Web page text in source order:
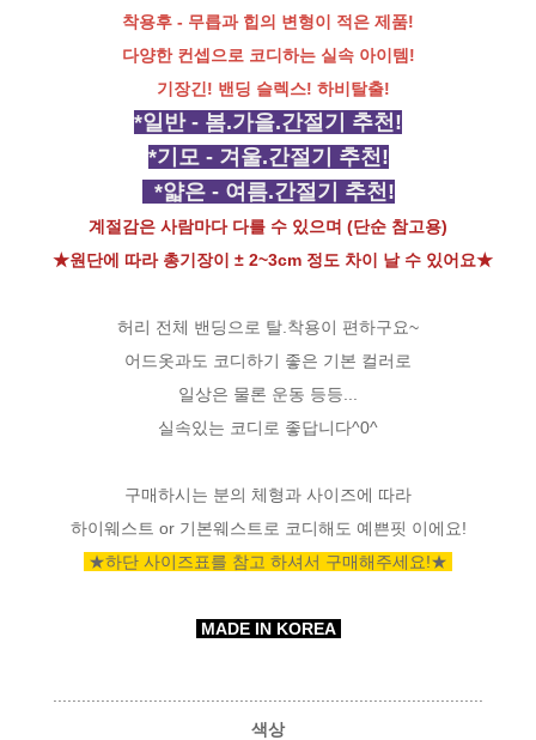
착용후 - 무릅과 힙의 변형이 적은 제품!
다양한 컨셉으로 코디하는 실속 아이템!
기장긴! 밴딩 슬렉스! 하비탈출!
*일반 - 봄.가을.간절기 추천!
*기모 - 겨울.간절기 추천!
*얇은 - 여름.간절기 추천!
계절감은 사람마다 다를 수 있으며 (단순 참고용)
★원단에 따라 총기장이 ± 2~3cm 정도 차이 날 수 있어요★
허리 전체 밴딩으로 탈.착용이 편하구요~
어드옷과도 코디하기 좋은 기본 컬러로
일상은 물론 운동 등등...
실속있는 코디로 좋답니다^0^
구매하시는 분의 체형과 사이즈에 따라
하이웨스트 or 기본웨스트로 코디해도 예쁜핏 이에요!
★하단 사이즈표를 참고 하셔서 구매해주세요!★
MADE IN KOREA
색상